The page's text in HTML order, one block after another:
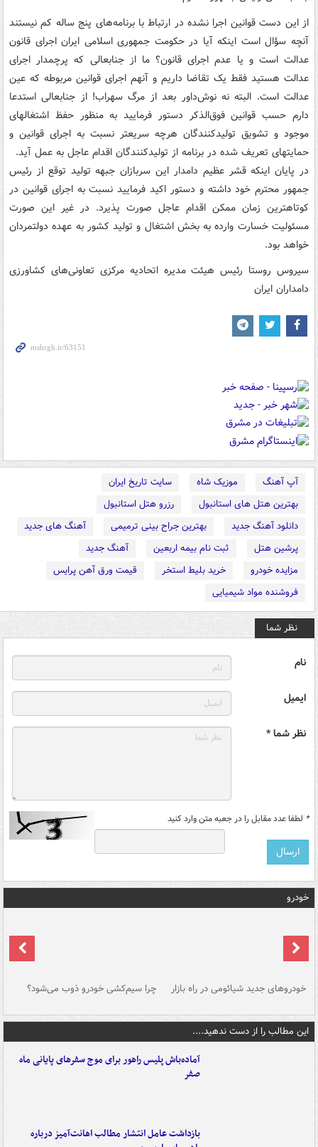
از این دست قوانین اجرا نشده در ارتباط با برنامه‌های پنج ساله کم نیستند
آنچه سؤال است اینکه آیا در حکومت جمهوری اسلامی ایران اجرای قانون
عدالت است و یا عدم اجرای قانون؟ ما از جنابعالی که پرچمدار اجرای
عدالت هستید فقط یک تقاضا داریم و آنهم اجرای قوانین مربوطه که عین
عدالت است. البته نه نوش‌داور بعد از مرگ سهراب! از جنابعالی استدعا
دارم حسب قوانین فوق‌الذکر دستور فرمایید به منظور حفظ اشتغالهای
موجود و تشویق تولیدکنندگان هرچه سریعتر نسبت به اجرای قوانین و
حمایتهای تعریف شده در برنامه از تولیدکنندگان اقدام عاجل به عمل آید.
در پایان اینکه قشر عظیم دامدار این سربازان جبهه تولید توقع از رئیس
جمهور محترم خود داشته و دستور اکید فرمایید نسبت به اجرای قوانین در
کوتاهترین زمان ممکن اقدام عاجل صورت پذیرد. در غیر این صورت
مسئولیت خسارت وارده به بخش اشتغال و تولید کشور به عهده دولتمردان
خواهد بود.
سیروس روستا رئیس هیئت مدیره اتحادیه مرکزی تعاونی‌های کشاورزی
دامداران ایران
آپ آهنگ موزیک شاه
سایت تاریخ ایران
بهترین هتل های استانبول
رزرو هتل استانبول
دانلود آهنگ جدید
بهترین جراح بینی ترمیمی
آهنگ های جدید
پرشین هتل
ثبت نام بیمه اربعین
آهنگ جدید
مزایده خودرو
خرید بلیط استخر
قیمت ورق آهن پرایس
فروشنده مواد شیمیایی
نظر شما
نام
ایمیل
نظر شما *
* لطفا عدد مقابل را در جعبه متن وارد کنید
خودرو
خودروهای جدید شیائومی در راه بازار چرا سیم‌کشی خودرو ذوب می‌شود؟
این مطالب را از دست ندهید....
آماده‌باش پلیس راهور برای موج سفرهای پایانی ماه
صفر
بازداشت عامل انتشار مطالب اهانت‌آمیز درباره